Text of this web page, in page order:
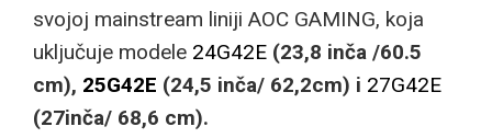
svojoj mainstream liniji AOC GAMING, koja
uključuje modele 24G42E (23,8 inča /60.5
cm), 25G42E (24,5 inča/ 62,2cm) i 27G42E
(27inča/ 68,6 cm).